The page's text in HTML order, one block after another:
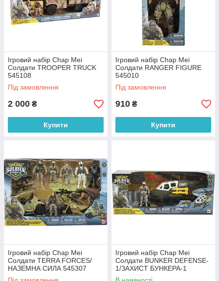
Ігровий набір Chap Mei
Солдати TROOPER TRUCK
545108
Під замовлення
2 000 ₴
Купити
Ігровий набір Chap Mei
Солдати RANGER FIGURE
545010
Під замовлення
910 ₴
Купити
Ігровий набір Chap Mei
Солдати TERRA FORCES/
НАЗЕМНА СИЛА 545307
Ігровий набір Chap Mei
Солдати BUNKER DEFENSE-
1/ЗАХИСТ БУНКЕРА-1
545313